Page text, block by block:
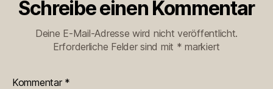
Schreibe einen Kommentar
Deine E-Mail-Adresse wird nicht veröffentlicht.
Erforderliche Felder sind mit * markiert
Kommentar *